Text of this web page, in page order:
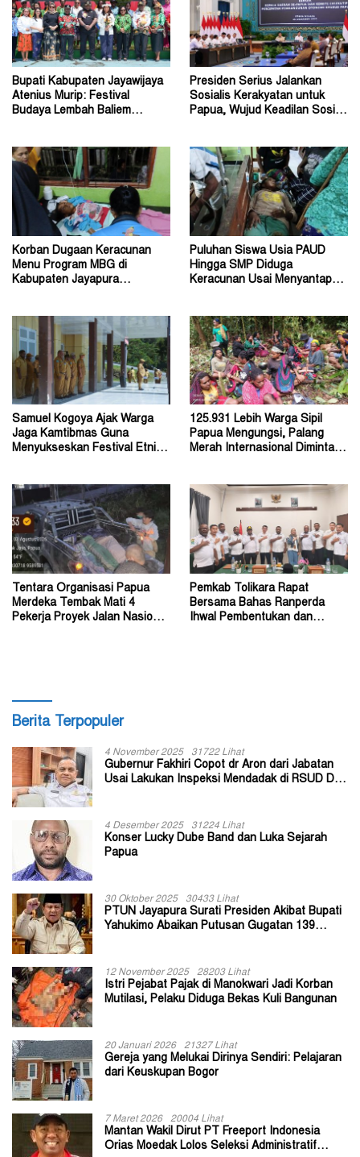
Bupati Kabupaten Jayawijaya
Atenius Murip: Festival
Budaya Lembah Baliem
Presiden Serius Jalankan
Sosialis Kerakyatan untuk
Papua, Wujud Keadilan Sosial
Korban Dugaan Keracunan
Menu Program MBG di
Kabupaten Jayapura
Puluhan Siswa Usia PAUD
Hingga SMP Diduga
Keracunan Usai Menyantap
Samuel Kogoya Ajak Warga
Jaga Kamtibmas Guna
Menyukseskan Festival Etnik
125.931 Lebih Warga Sipil
Papua Mengungsi, Palang
Merah Internasional Diminta
Tentara Organisasi Papua
Merdeka Tembak Mati 4
Pekerja Proyek Jalan Nasional
Pemkab Tolikara Rapat
Bersama Bahas Ranperda
Ihwal Pembentukan dan
Berita Terpopuler
4 November 2025 31722 Lihat
Gubernur Fakhiri Copot dr Aron dari Jabatan
Usai Lakukan Inspeksi Mendadak di RSUD Dok
4 Desember 2025 31224 Lihat
Konser Lucky Dube Band dan Luka Sejarah
Papua
30 Oktober 2025 30433 Lihat
PTUN Jayapura Surati Presiden Akibat Bupati
Yahukimo Abaikan Putusan Gugatan 139
12 November 2025 28203 Lihat
Istri Pejabat Pajak di Manokwari Jadi Korban
Mutilasi, Pelaku Diduga Bekas Kuli Bangunan
20 Januari 2026 21327 Lihat
Gereja yang Melukai Dirinya Sendiri: Pelajaran
dari Keuskupan Bogor
7 Maret 2026 20004 Lihat
Mantan Wakil Dirut PT Freeport Indonesia
Orias Moedak Lolos Seleksi Administratif